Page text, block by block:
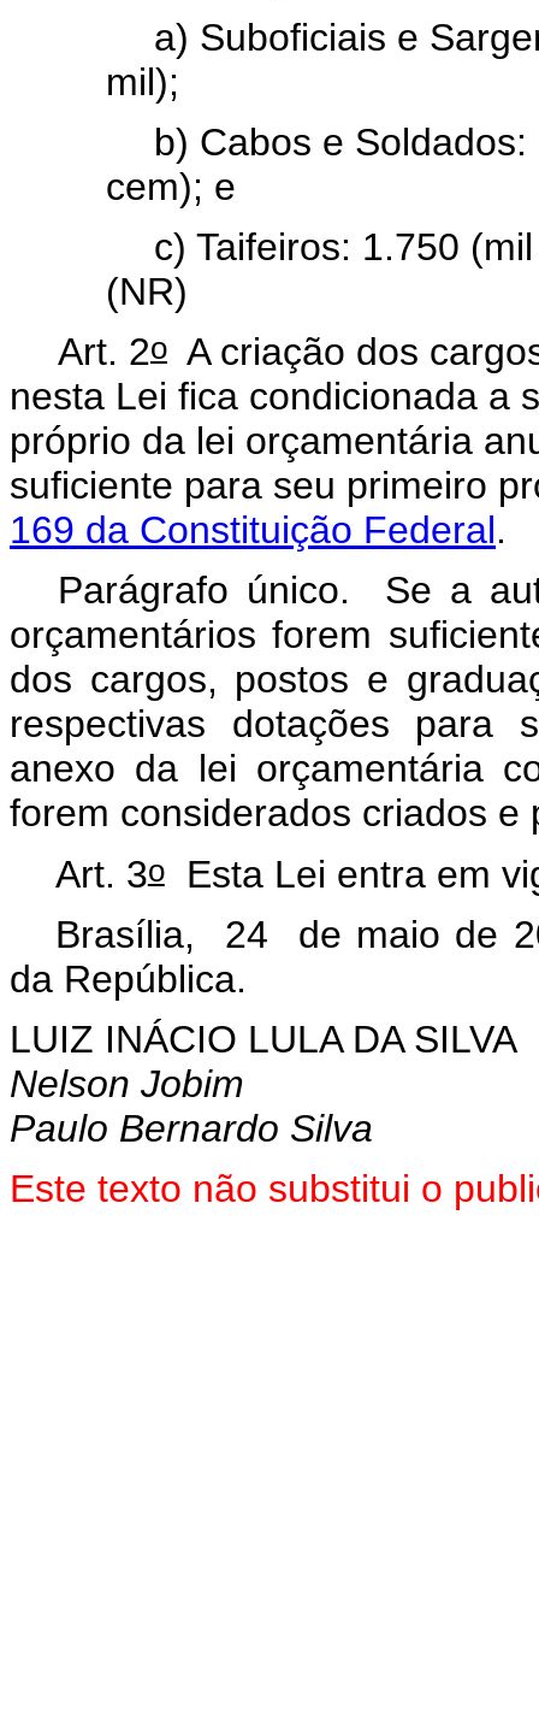
a) Suboficiais e
mil);
b) Cabos e
cem); e
c) Taifeiros: 1.750
(NR)
Art. 2o A criação dos
nesta Lei fica condicionada a
próprio da lei orçamentária
suficiente para seu primeiro
169 da Constituição Federal.
Parágrafo único. Se a
orçamentários forem
dos cargos, postos e
respectivas dotações para
anexo da lei orçamentária
forem considerados criados e
Art. 3oEsta Lei entra em
Brasília, 24 de maio de
da República.
LUIZ INÁCIO LULA DA SILVA
Nelson Jobim
Paulo Bernardo Silva
Este texto não substitui o